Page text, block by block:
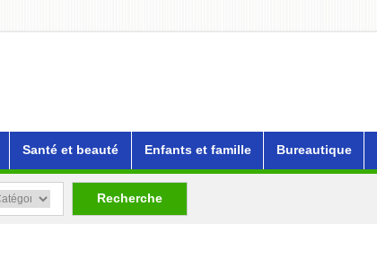
Santé et beauté Enfants et famille Bureautique
Recherche